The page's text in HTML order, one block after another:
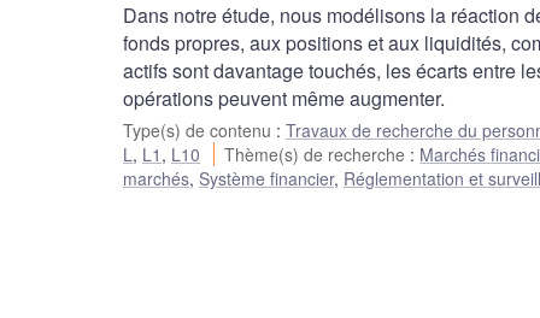
Dans notre étude, nous modélisons la réaction
fonds propres, aux positions et aux liquidités,
actifs sont davantage touchés, les écarts entre
opérations peuvent même augmenter.
Type(s) de contenu : Travaux de recherche du
L, L1 , L10 Thème(s) de recherche : Marchés
marchés, Système financier, Réglementation et